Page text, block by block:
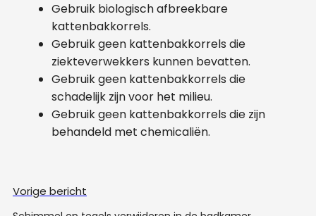
Gebruik biologisch afbreekbare
kattenbakkorrels.
Gebruik geen kattenbakkorrels die
ziekteverwekkers kunnen bevatten.
Gebruik geen kattenbakkorrels die
schadelijk zijn voor het milieu.
Gebruik geen kattenbakkorrels die zijn
behandeld met chemicaliën.
Vorige bericht